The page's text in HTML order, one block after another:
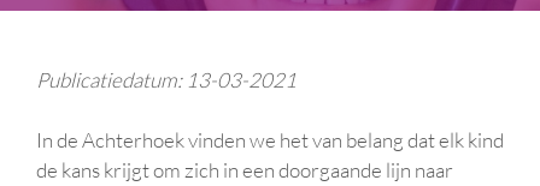
Publicatiedatum: 13-03-2021
In de Achterhoek vinden we het van belang dat elk kind
de kans krijgt om zich in een doorgaande lijn naar